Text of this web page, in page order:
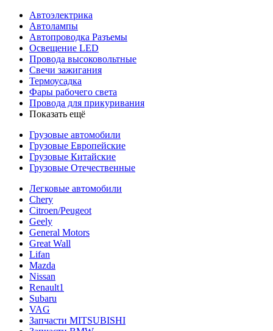
Автоэлектрика
Автолампы
Автопроводка Разъемы
Освещение LED
Провода высоковольтные
Свечи зажигания
Термоусадка
Фары рабочего света
Провода для прикуривания
Показать ещё
Грузовые автомобили
Грузовые Европейские
Грузовые Китайские
Грузовые Отечественные
Легковые автомобили
Chery
Citroen/Peugeot
Geely
General Motors
Great Wall
Lifan
Mazda
Nissan
Renault1
Subaru
VAG
Запчасти MITSUBISHI